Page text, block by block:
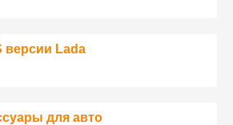
версии Lada
для авто